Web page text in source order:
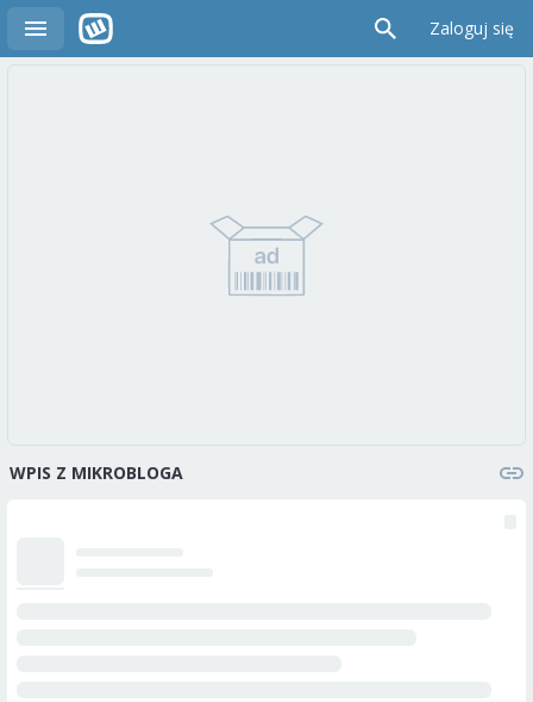
Zaloguj się
WPIS Z MIKROBLOGA